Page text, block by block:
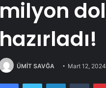
milyon
hazırladı!
ÜMİT SAVĞA Mart 12, 2024
FacebookTwitter LinkedIn